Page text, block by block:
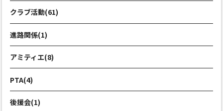
クラブ活動(61)
進路関係(1)
アミティエ(8)
PTA(4)
後援会(1)